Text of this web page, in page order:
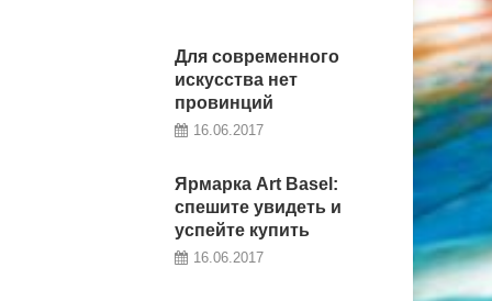
Для современного
искусства нет
провинций
16.06.2017
Ярмарка Art Basel:
cпешите увидеть и
успейте купить
16.06.2017